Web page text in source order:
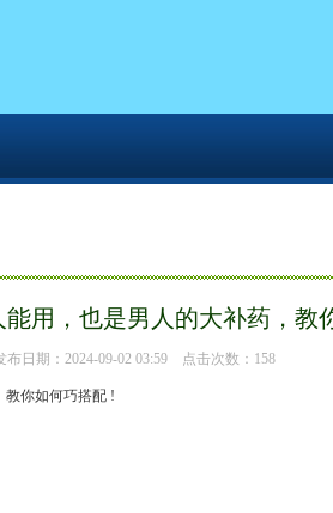
务范围 > 乌鸡白凤丸不止女人能用，也是
用，也是男人的大补药，教
布日期：2024-09-02 03:59 点击次数：158
教你如何巧搭配 !